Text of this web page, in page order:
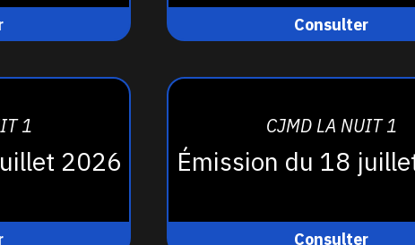
Consulter
1
2026
CJMD LA NUIT 1
Émission du 18
Consulter